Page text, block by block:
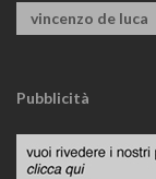
vincenzo de luca
Pubblicità